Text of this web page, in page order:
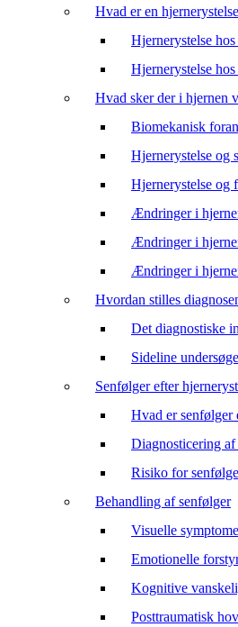
Hvad er en hjernerystelse
Hjernerystelse
Hjernerystelse
Hvad sker der i hjernen
Biomekanisk
Hjernerystelse og
Hjernerystelse og
Ændringer i
Ændringer i
Ændringer i
Hvordan stilles
Det diagnostiske
Sideline
Senfølger efter
Hvad er senfølger
Diagnosticering af
Risiko for
Behandling af senfølger
Visuelle
Emotionelle
Kognitive
Posttraumatisk